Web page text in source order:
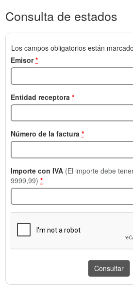
Consulta de estados
Los campos obligatorios están
Emisor*
Entidad receptora *
Número de la factura *
Importe con IVA (El importe debe
9999,99) *